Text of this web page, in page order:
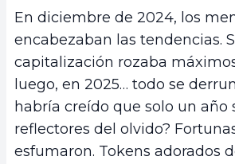
En diciembre de 2024, los
encabezaban las tendencias.
capitalización rozaba
luego, en 2025… todo se
habría creído que solo un año
reflectores del olvido?
esfumaron. Tokens adorados